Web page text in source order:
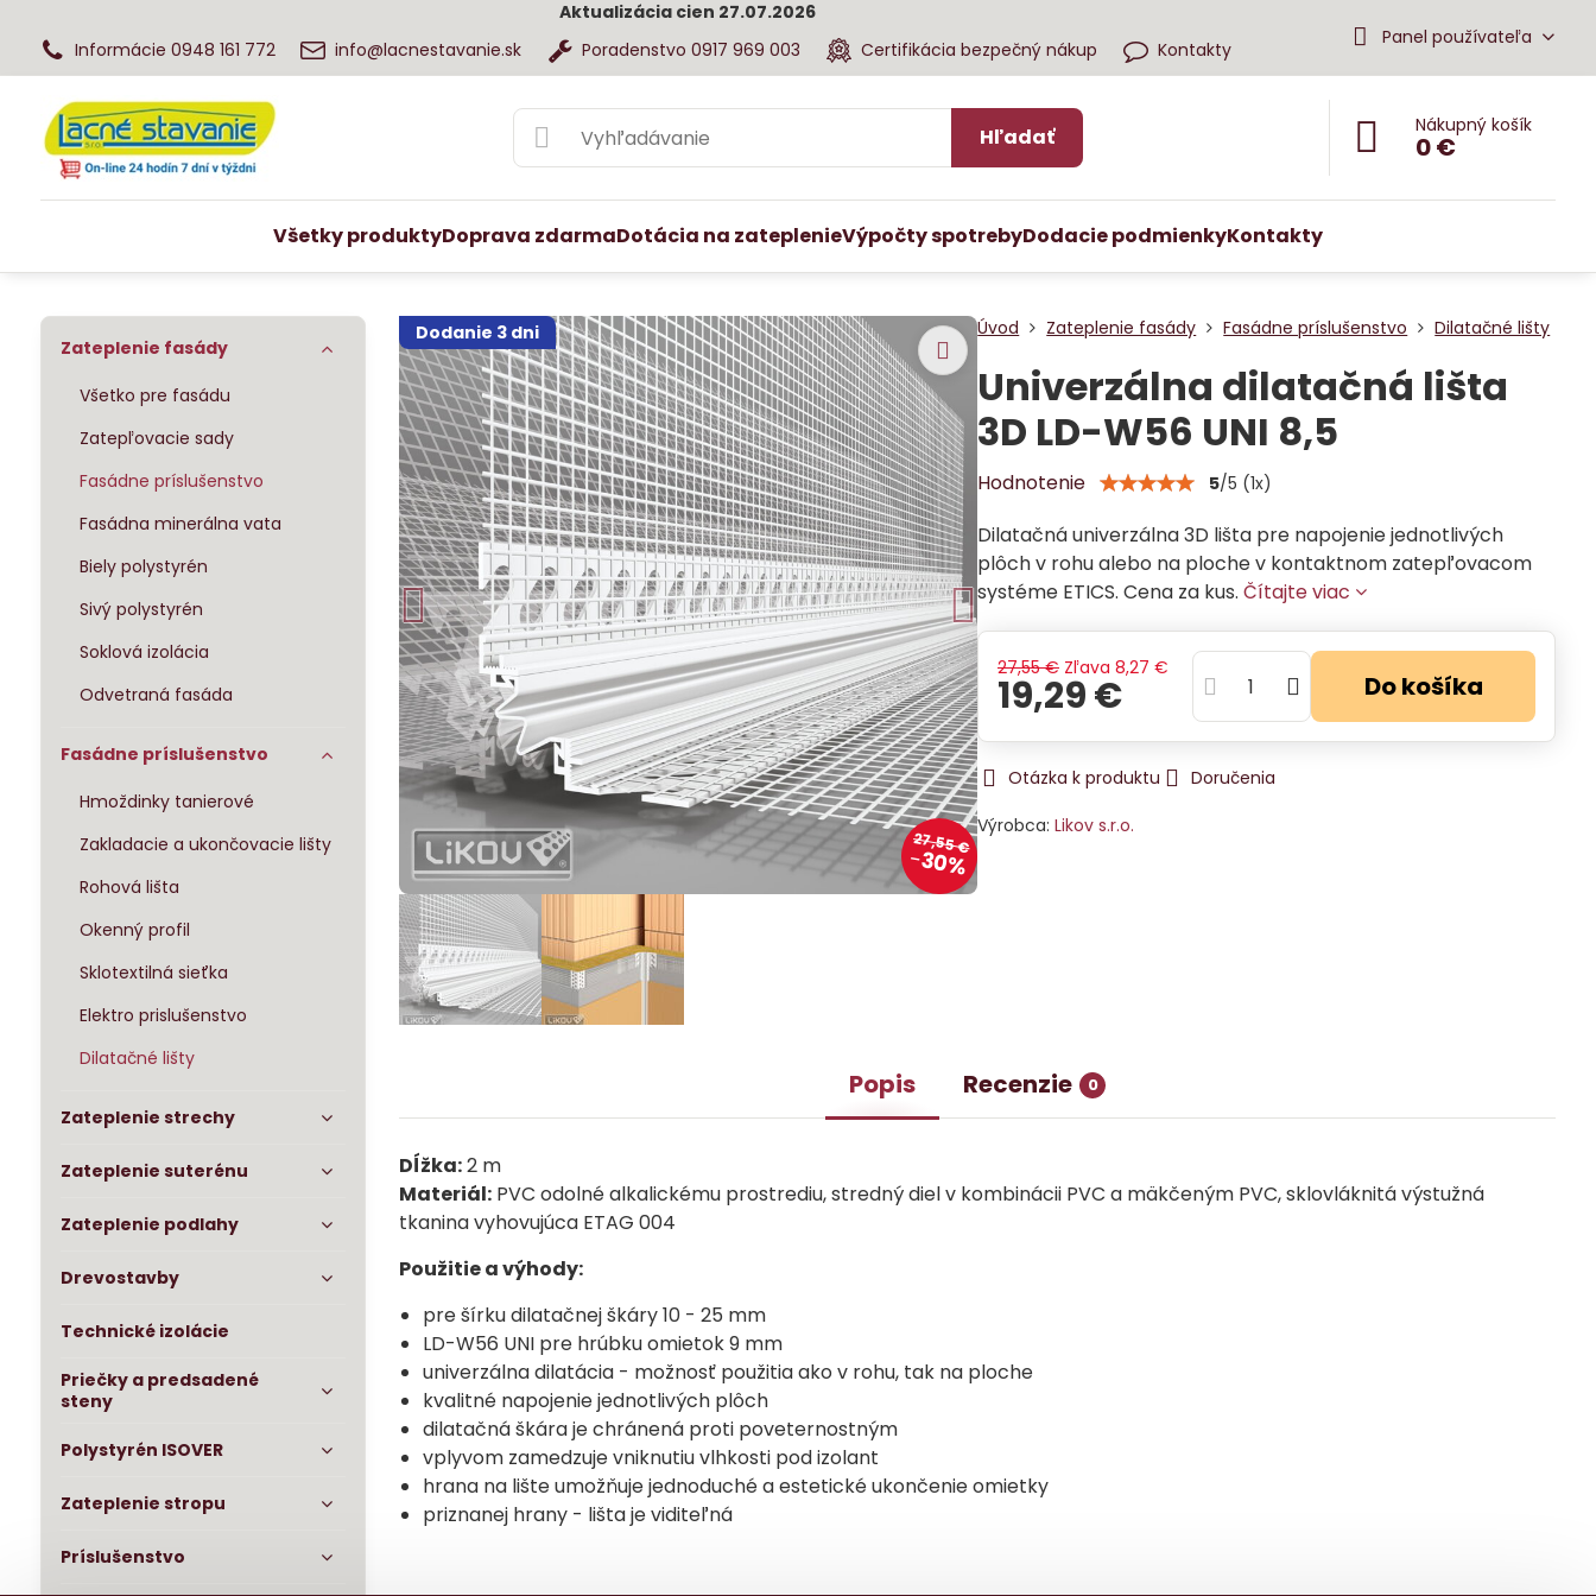
Aktualizácia cien 27.07.2026
Informácie 0948 161 772
info@lacnestavanie.sk Poradenstvo 0917 969 003 Certifikácia bezpečný nákup Kontakty
Panel používateľa
Hľadať Nákupný košík
0 €
Všetky produktyDoprava zdarmaDotácia na zateplenieVýpočty spotrebyDodacie podmienkyKontakty
Dodanie 3 dni
27,55 €
30%
Úvod Zateplenie fasády Fasádne príslušenstvo Dilatačné lišty
Univerzálna dilatačná lišta
3D LD-W56 UNI 8,5
Hodnotenie 5/5 (1x)
Dilatačná univerzálna 3D lišta pre napojenie jednotlivých
plôch v rohu alebo na ploche v kontaktnom zatepľovacom
systéme ETICS. Cena za kus.Čítajte viac
27,55 € Zľava 8,27 €
19,29 € Do košíka
Otázka k produktu
Doručenia
Výrobca:Likov s.r.o.
Popis Recenzie 0
Dĺžka:2 m
Materiál: PVC odolné alkalickému prostrediu, stredný diel v kombinácii PVC a mäkčeným PVC, sklovláknitá výstužná
tkanina vyhovujúca ETAG 004
Použitie a výhody:
pre šírku dilatačnej škáry 10 - 25 mm
LD-W56 UNI pre hrúbku omietok 9 mm
univerzálna dilatácia - možnosť použitia ako v rohu, tak na ploche
kvalitné napojenie jednotlivých plôch
dilatačná škára je chránená proti poveternostným
vplyvom zamedzuje vniknutiu vlhkosti pod izolant
hrana na lište umožňuje jednoduché a estetické ukončenie omietky
priznanej hrany - lišta je viditeľná
Zateplenie fasády
Všetko pre fasádu
Zatepľovacie sady
Fasádne príslušenstvo
Fasádna minerálna vata
Biely polystyrén
Sivý polystyrén
Soklová izolácia
Odvetraná fasáda
Fasádne príslušenstvo
Hmoždinky tanierové
Zakladacie a ukončovacie lišty
Rohová lišta
Okenný profil
Sklotextilná sieťka
Elektro prislušenstvo
Dilatačné lišty
Zateplenie strechy
Zateplenie suterénu
Zateplenie podlahy
Drevostavby
Technické izolácie
Priečky a predsadené
steny
Polystyrén ISOVER
Zateplenie stropu
Príslušenstvo